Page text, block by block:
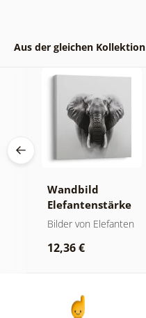
Aus der gleichen Kollektion
Wandbild
Elefantenstärke
und Ruhe
Bilder von Elefanten
12,36 €